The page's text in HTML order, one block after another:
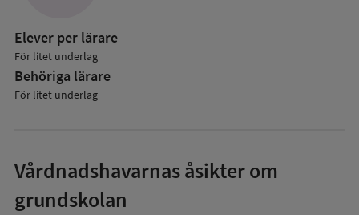
Elever per lärare
För litet underlag
Behöriga lärare
För litet underlag
Vårdnadshavarnas åsikter om
grundskolan